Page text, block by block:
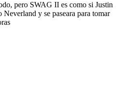
pero SWAG II es como si Justin
y se paseara para tomar